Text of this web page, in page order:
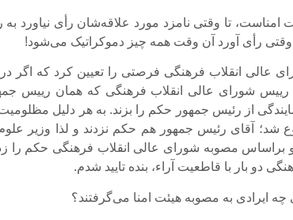
امناست، تا وقتی نامزد مورد علاقه‌شان رأی نیاورد به
وقتی رأی آورد آن وقت همه چیز دموکراتیک می‌شود!
عالی انقلاب فرهنگی فرصتی را تعیین کرد که اگر
شورای عالی انقلاب فرهنگی که همان رییس
از رئیس جمهور حکم را بزند. به هر دلیل
شد؛ آقای رئیس جمهور هم حکم نزدند و لذا وزیر
براساس مصوبه شورای عالی انقلاب فرهنگی حکم را
دو بار با قاطعیت آراء، بنده تایید شدم.
چه ایرادی به مصوبه هیئت امنا می‌گرفتند؟